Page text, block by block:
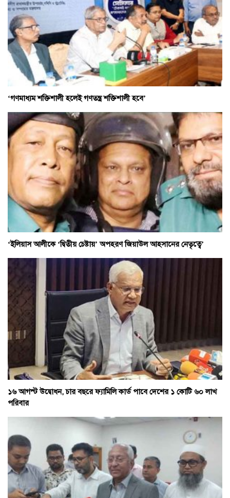
‘গণমাধ্যম শক্তিশালী হলেই গণতন্ত্র শক্তিশালী হবে’
‘ইলিয়াস আলীকে ‘দ্বিতীয় চেষ্টায়’ অপহরণ জিয়াউল আহসানের নেতৃত্বে’
১৬ আগস্ট উদ্বোধন, চার বছরে ফ্যামিলি কার্ড পাবে দেশের ১ কোটি ৬০ লাখ
পরিবার